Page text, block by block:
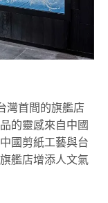
灣首間的旗艦店
的靈感來自中國
國剪紙工藝與台
艦店增添人文氣